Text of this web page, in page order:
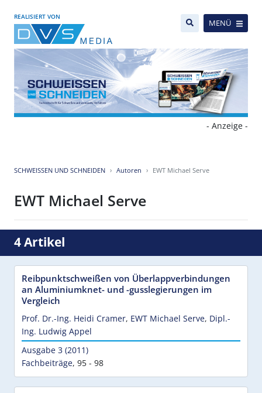
REALISIERT VON
MENÜ
- Anzeige -
SCHWEISSEN UND SCHNEIDEN Autoren EWT Michael Serve
EWT Michael Serve
4 Artikel
Reibpunktschweißen von Überlappverbindungen
an Aluminiumknet- und -gusslegierungen im
Vergleich
Prof. Dr.-Ing. Heidi Cramer, EWT Michael Serve, Dipl.-
Ing. Ludwig Appel
Ausgabe 3 (2011)
Fachbeiträge, 95 - 98